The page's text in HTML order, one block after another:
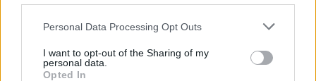
Personal Data Processing Opt Outs
I want to opt-out of the Sharing of my
personal data.
Opted In